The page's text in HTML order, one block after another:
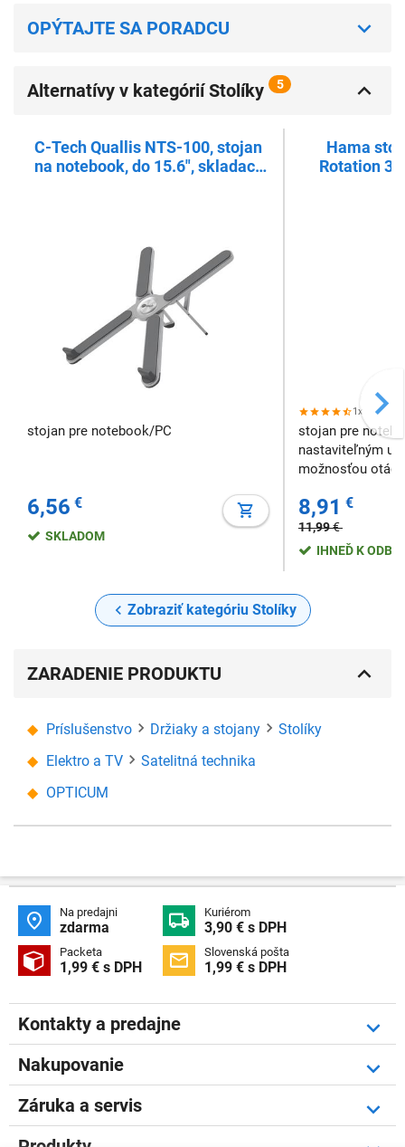
OPÝTAJTE SA PORADCU
Alternatívy v kategórií Stolíky 5
C-Tech Quallis NTS-100, stojan
na notebook, do 15.6", skladací,
stojan pre notebook/PC
6,56 €
SKLADOM
Hama
Rotation
1x
stojan pre
nastaviteľným
možnosťou
8,91 €
11,99€
IHNEĎ K
Zobraziť kategóriu Stolíky
ZARADENIE PRODUKTU
Príslušenstvo Držiaky a stojany
Stolíky
Elektro a TV
Satelitná technika
OPTICUM
 Na predajni
zdarma  Kuriérom
3,90 € s DPH
 Packeta
1,99 € s DPH  Slovenská pošta
1,99 € s DPH
Kontakty a predajne
Nakupovanie
Záruka a servis